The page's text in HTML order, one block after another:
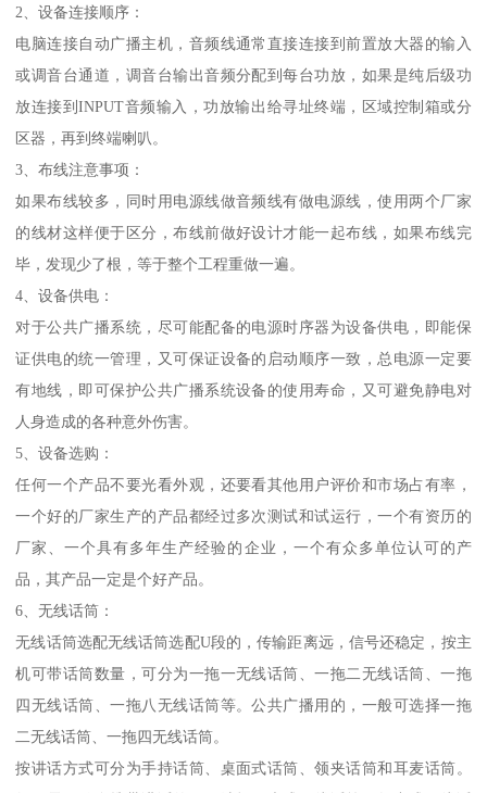
2、设备连接顺序：
电脑连接自动广播主机，音频线通常直接连接到前置放大器的输入
或调音台通道，调音台输出音频分配到每台功放，如果是纯后级功
放连接到INPUT音频输入，功放输出给寻址终端，区域控制箱或分
区器，再到终端喇叭。
3、布线注意事项：
如果布线较多，同时用电源线做音频线有做电源线，使用两个厂家
的线材这样便于区分，布线前做好设计才能一起布线，如果布线完
毕，发现少了根，等于整个工程重做一遍。
4、设备供电：
对于公共广播系统，尽可能配备的电源时序器为设备供电，即能保
证供电的统一管理，又可保证设备的启动顺序一致，总电源一定要
有地线，即可保护公共广播系统设备的使用寿命，又可避免静电对
人身造成的各种意外伤害。
5、设备选购：
任何一个产品不要光看外观，还要看其他用户评价和市场占有率，
一个好的厂家生产的产品都经过多次测试和试运行，一个有资历的
厂家、一个具有多年生产经验的企业，一个有众多单位认可的产
品，其产品一定是个好产品。
6、无线话筒：
无线话筒选配无线话筒选配U段的，传输距离远，信号还稳定，按主
机可带话筒数量，可分为一拖一无线话筒、一拖二无线话筒、一拖
四无线话筒、一拖八无线话筒等。公共广播用的，一般可选择一拖
二无线话筒、一拖四无线话筒。
按讲话方式可分为手持话筒、桌面式话筒、领夹话筒和耳麦话筒。